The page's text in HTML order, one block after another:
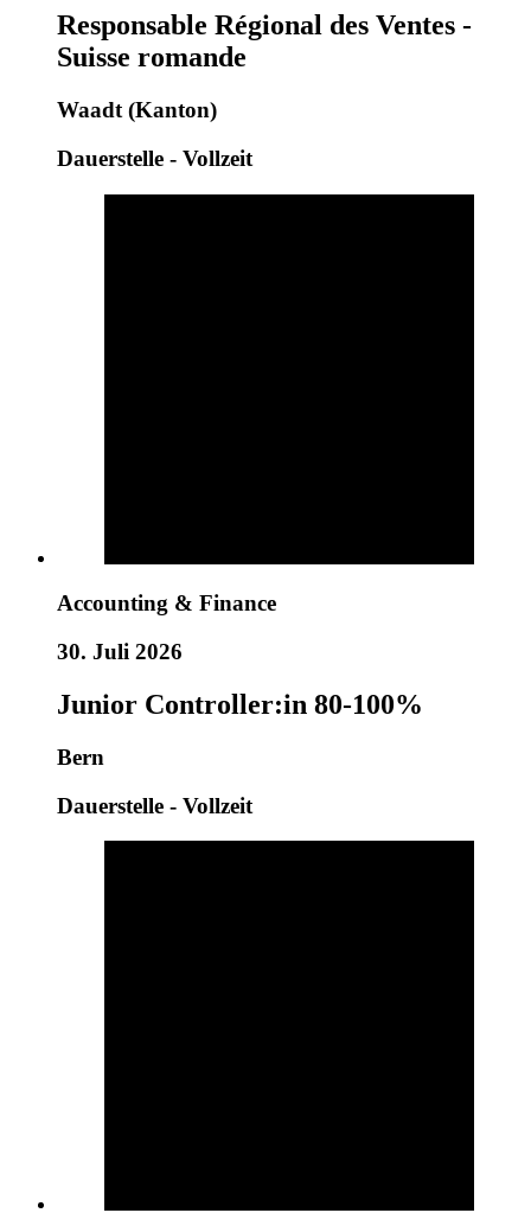
Responsable Régional des Ventes -
Suisse romande
Waadt (Kanton)
Dauerstelle - Vollzeit
Accounting & Finance
30. Juli 2026
Junior Controller:in 80-100%
Bern
Dauerstelle - Vollzeit